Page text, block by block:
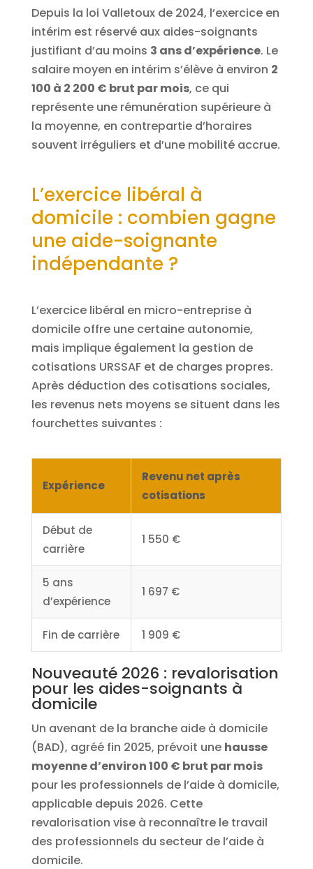
Depuis la loi Valletoux de 2024, l’exercice en
intérim est réservé aux aides-soignants
justifiant d’au moins 3 ans d’expérience. Le
salaire moyen en intérim s’élève à environ 2
100 à 2 200 € brut par mois, ce qui
représente une rémunération supérieure à
la moyenne, en contrepartie d’horaires
souvent irréguliers et d’une mobilité accrue.
L’exercice libéral à
domicile : combien gagne
une aide-soignante
indépendante ?
L’exercice libéral en micro-entreprise à
domicile offre une certaine autonomie,
mais implique également la gestion de
cotisations URSSAF et de charges propres.
Après déduction des cotisations sociales,
les revenus nets moyens se situent dans les
fourchettes suivantes :
Expérience
Revenu net après
cotisations
Début de
carrière
1 550 €
5 ans
d’expérience
1 697 €
Fin de carrière 1 909 €
Nouveauté 2026 : revalorisation
pour les aides-soignants à
domicile
Un avenant de la branche aide à domicile
(BAD), agréé fin 2025, prévoit une hausse
moyenne d’environ 100 € brut par mois
pour les professionnels de l’aide à domicile,
applicable depuis 2026. Cette
revalorisation vise à reconnaître le travail
des professionnels du secteur de l’aide à
domicile.